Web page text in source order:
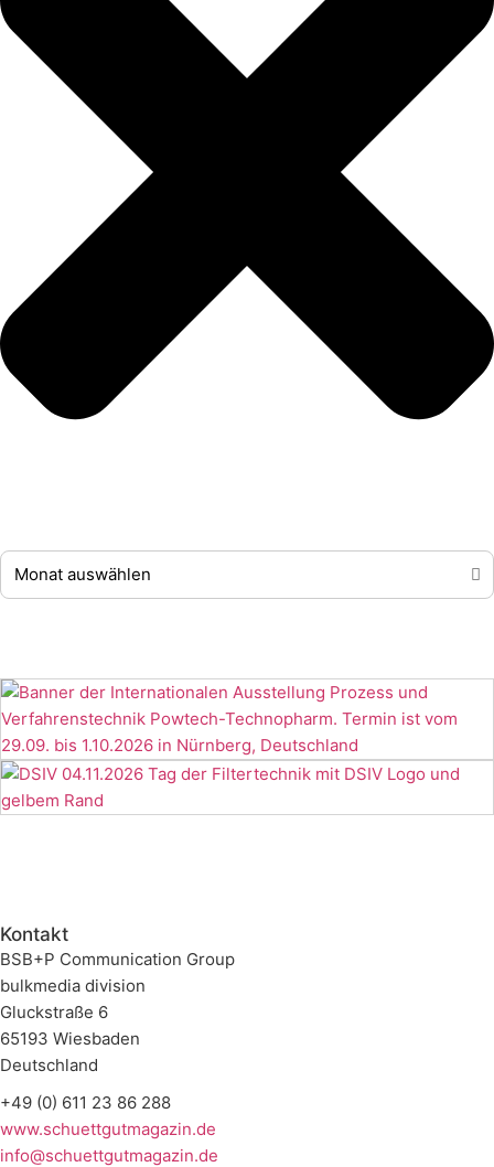
Kontakt
BSB+P Communication Group
bulkmedia division
Gluckstraße 6
65193 Wiesbaden
Deutschland
+49 (0) 611 23 86 288
www.schuettgutmagazin.de
info@schuettgutmagazin.de